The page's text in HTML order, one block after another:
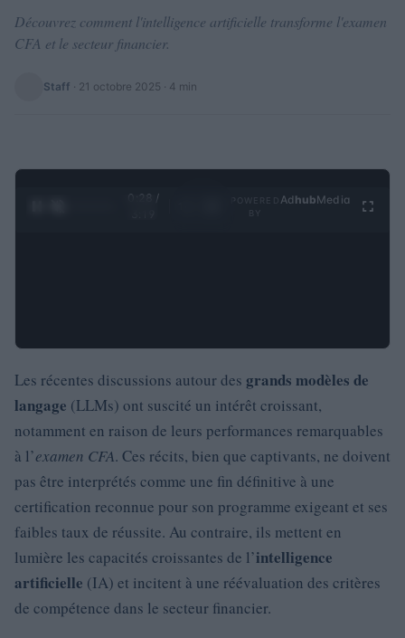
Découvrez comment l'intelligence artificielle transforme l'examen
CFA et le secteur financier.
Staff · 21 octobre 2025 · 4 min
0:29 /
Ad hubMedia
Les récentes discussions autour des grands modèles de
langage (LLMs) ont suscité un intérêt croissant,
notamment en raison de leurs performances remarquables
à l’examen CFA. Ces récits, bien que captivants, ne doivent
pas être interprétés comme une fin définitive à une
certification reconnue pour son programme exigeant et ses
faibles taux de réussite. Au contraire, ils mettent en
lumière les capacités croissantes de l’intelligence
artificielle (IA) et incitent à une réévaluation des critères
de compétence dans le secteur financier.